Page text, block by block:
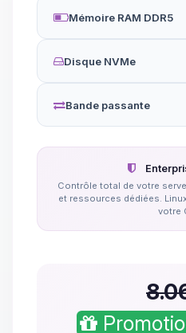
Mémoire RAM DDR5
Disque NVMe
Bande passante
Contrôle total de votre
et ressources dédiées.
votre